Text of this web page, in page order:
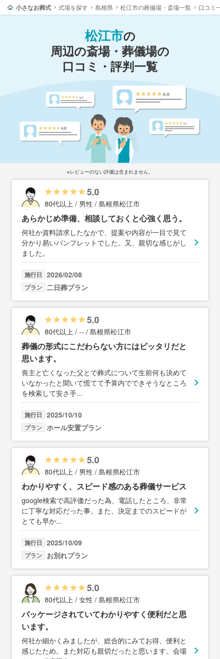
小さなお葬式 式場を探す 島根県 松江市の葬儀場・斎場一覧 口コミ
松江市の
周辺の斎場・葬儀場の
口コミ・評判一覧
※レビューのない評価は含まれません。
5.0
80代以上 / 男性 / 島根県松江市
あらかじめ準備、相談しておくと心強く思う。
何社か資料請求したなかで、提案や内容が一目で見て
分かり易いパンフレットでした。又、親切な感じがし
ました。
施行日 2026/02/08
プラン 二日葬プラン
5.0
80代以上 / -- / 島根県松江市
葬儀の形式にこだわらない方にはピッタリだと
思います。
喪主と亡くなった父とで葬式について生前何も決めて
いなかったと聞いて慌てて予算内でできそうなところ
を検索して安さ手...
施行日 2025/10/10
プラン ホール安置プラン
5.0
80代以上 / 男性 / 島根県松江市
わかりやすく、スピード感のある葬儀サービス
google検索で高評価だった為、電話したところ、非常
に丁寧な対応だった事。また、決定までのスピードが
とても早か...
施行日 2025/10/09
プラン お別れプラン
5.0
80代以上 / 女性 / 島根県松江市
パッケージされていてわかりやすく便利だと思
います。
何社か細かくみましたが、総合的にみてお得、便利と
感じたため。また対応も親切だったと思います。会場